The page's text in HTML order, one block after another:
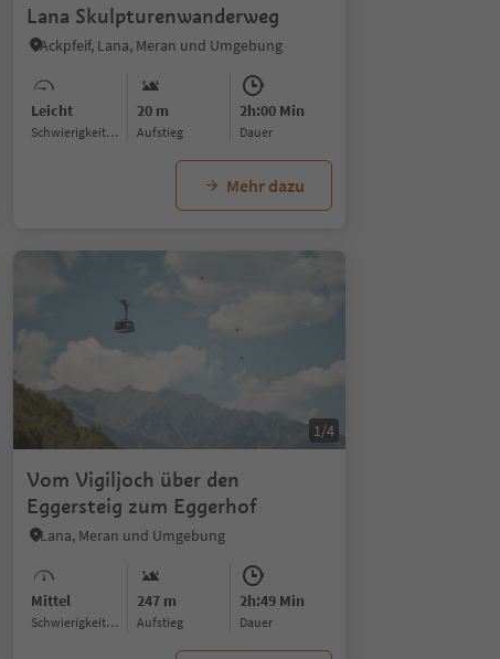
Lana Skulpturenwanderweg
Ackpfeif, Lana, Meran und Umgebung
Leicht
Schwierigkeitsgrad
20 m
Aufstieg
2h:00 Min
Dauer
Mehr dazu
1/4
Vom Vigiljoch über den
Eggersteig zum Eggerhof
Lana, Meran und Umgebung
Mittel
Schwierigkeitsgrad
247 m
Aufstieg
2h:49 Min
Dauer